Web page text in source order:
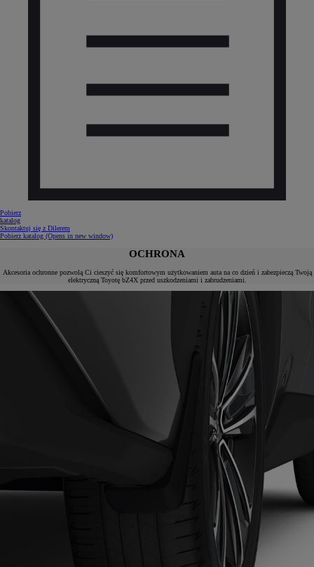
Pobierz
katalog
Skontaktuj się z Dilerem
Pobierz katalog (Opens in new window)
OCHRONA
Akcesoria ochronne pozwolą Ci cieszyć się komfortowym użytkowaniem auta na co dzień i zabezpieczą Twoją
elektryczną Toyotę bZ4X przed uszkodzeniami i zabrudzeniami.